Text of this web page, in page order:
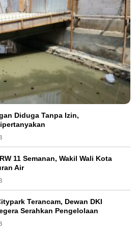
Diduga Tanpa Izin,
11 Semanan, Wakil Wali Kota
Air
Terancam, Dewan DKI
Serahkan Pengelolaan